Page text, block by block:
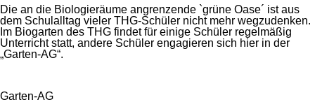
Die an die Biologieräume angrenzende `grüne Oase´ ist aus
dem Schulalltag vieler THG-Schüler nicht mehr wegzudenken.
Im Biogarten des THG findet für einige Schüler regelmäßig
Unterricht statt, andere Schüler engagieren sich hier in der
„Garten-AG“.
Garten-AG